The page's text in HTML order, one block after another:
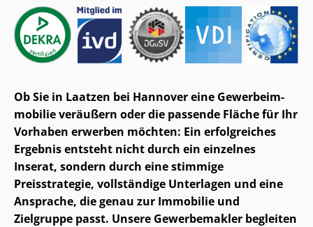
Ob Sie in Laatzen bei Hannover eine Ge­wer­be­im­
mo­bi­lie veräußern oder die passende Fläche für Ihr
Vorhaben erwerben möchten: Ein erfolgreiches
Ergebnis entsteht nicht durch ein einzelnes
Inserat, sondern durch eine stimmige
Preisstrategie, vollständige Unterlagen und eine
Ansprache, die genau zur Immobilie und
Zielgruppe passt. Unsere Gewerbemakler begleiten